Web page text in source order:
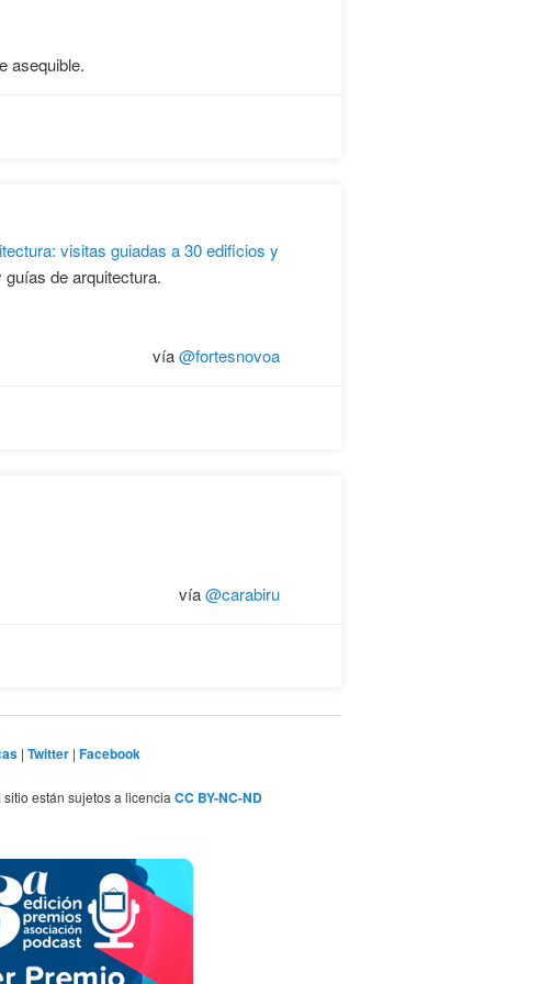
asequible.
visitas guiadas a 30 edificios y
de arquitectura.
vía@fortesnovoa
vía@carabiru
|Twitter |Facebook
sitio están sujetos a licenciaCC BY-NC-ND